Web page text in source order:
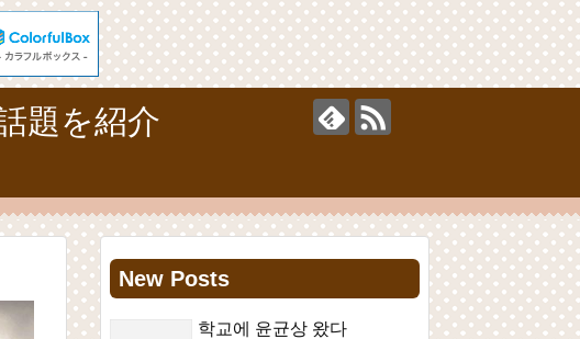
題を紹介
New Posts
학교에 윤균상 왔다